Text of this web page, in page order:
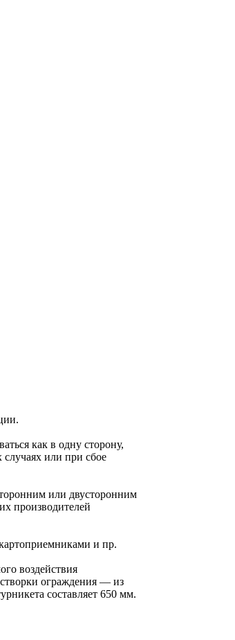
как в одну сторону,
или при сбое
или двусторонним
производителей
и пр.
воздействия
ограждения — из
составляет 650 мм.